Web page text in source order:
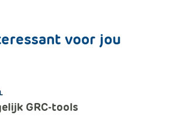
voor jou
GRC-tools